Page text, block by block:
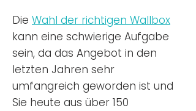
Die Wahl der richtigen Wallbox
kann eine schwierige Aufgabe
sein, da das Angebot in den
letzten Jahren sehr
umfangreich geworden ist und
Sie heute aus über 150